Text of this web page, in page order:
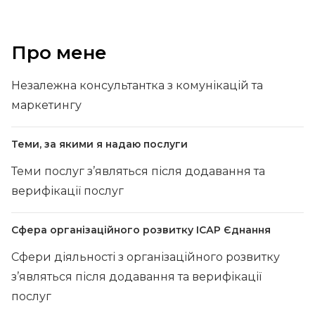
Про мене
Незалежна консультантка з комунікацій та
маркетингу
Теми, за якими я надаю послуги
Теми послуг з’являться після додавання та
верифікації послуг
Сфера організаційного розвитку ІСАР Єднання
Сфери діяльності з організаційного розвитку
з’являться після додавання та верифікації
послуг